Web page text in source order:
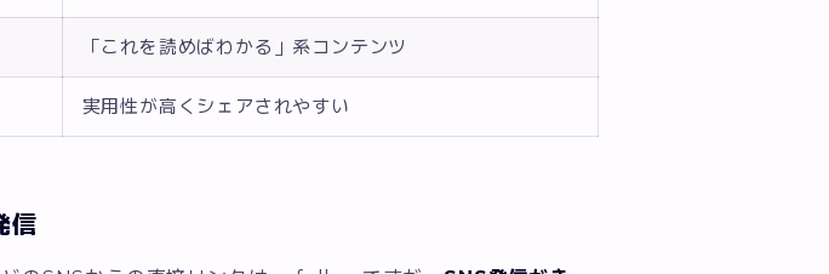
「これを読めばわかる」系コンテンツ
実用性が高くシェアされやすい
信